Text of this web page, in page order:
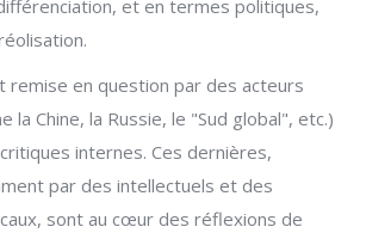
et en termes politiques,
remise en question par des acteurs
la Chine, la Russie, le "Sud global", etc.)
internes. Ces dernières,
par des intellectuels et des
sont au cœur des réflexions de